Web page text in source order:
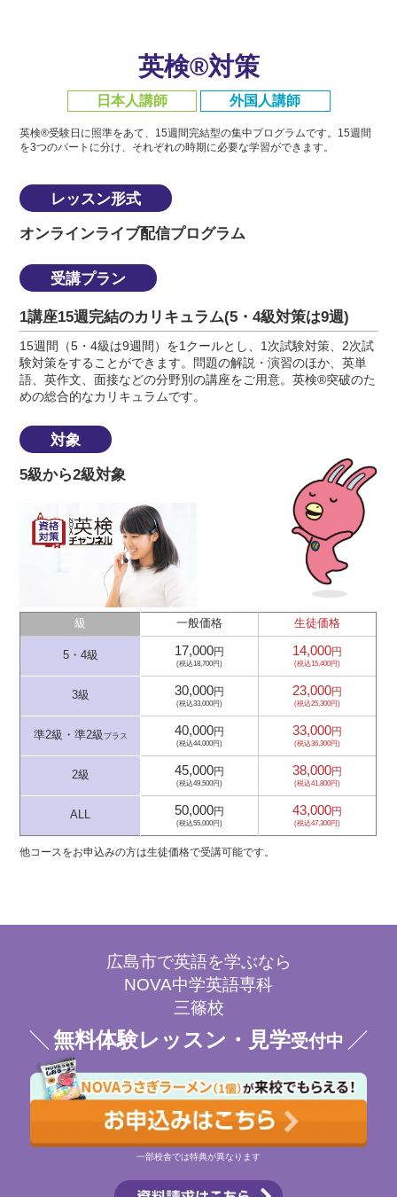
英検®対策
日本人講師 外国人講師
英検®受験日に照準をあて、15週間完結型の集中プログラムです。 15週間
を3つのパートに分け、それぞれの時期に必要な学習ができます。
レッスン形式
オンラインライブ配信プログラム
受講プラン
1講座15週完結のカリキュラム(5・4級対策は9週)
15週間（5・4級は9週間）を1クールとし、1次試験対策、2次試
験対策をすることができます。問題の解説・演習のほか、英単
語、英作文、面接などの分野別の講座をご用意。英検®突破のた
めの総合的なカリキュラムです。
対象
5級から2級対象
級 一般価格 生徒価格
5・4級 17,000円
(税込18,700円)
14,000円
(税込15,400円)
3級 30,000円
(税込33,000円)
23,000円
(税込25,300円)
準2級・準2級 プラス 40,000円
(税込44,000円)
33,000円
(税込36,300円)
2級 45,000円
(税込49,500円)
38,000円
(税込41,800円)
ALL 50,000円
(税込55,000円)
43,000円
(税込47,300円)
他コースをお申込みの方は生徒価格で受講可能です。
広島市で英語を学ぶなら
NOVA中学英語専科
三篠校
無料体験レッスン・見学受付中
一部校舎では特典が異なります